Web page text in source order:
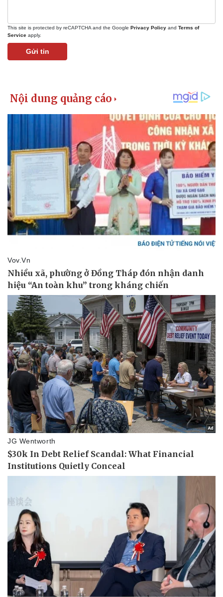
Kinh tế
Khởi nghiệp
Thị trường
Tỷ giá
Chứng khoán
Giá cà phê
This site is protected by reCAPTCHA and the Google Privacy Policy and Terms of
Service apply.
Gửi tin